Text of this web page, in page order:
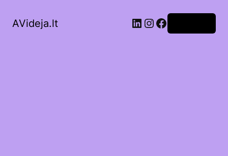
AVideja.lt LinkedIn
Instagram
Facebook